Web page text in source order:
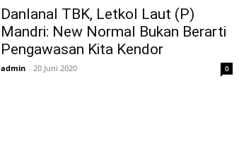
Danlanal TBK, Letkol Laut (P)
Mandri: New Normal Bukan Berarti
Pengawasan Kita Kendor
admin - 20 Juni 2020 0